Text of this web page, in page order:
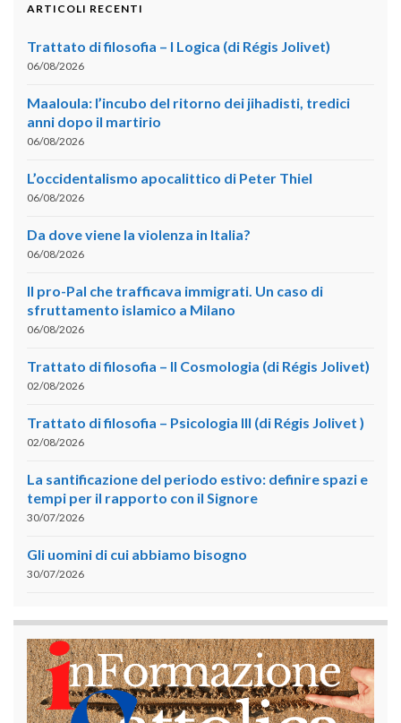
ARTICOLI RECENTI
Trattato di filosofia – I Logica (di Régis Jolivet)
06/08/2026
Maaloula: l’incubo del ritorno dei jihadisti, tredici
anni dopo il martirio
06/08/2026
L’occidentalismo apocalittico di Peter Thiel
06/08/2026
Da dove viene la violenza in Italia?
06/08/2026
Il pro-Pal che trafficava immigrati. Un caso di
sfruttamento islamico a Milano
06/08/2026
Trattato di filosofia – II Cosmologia (di Régis Jolivet)
02/08/2026
Trattato di filosofia – Psicologia III (di Régis Jolivet )
02/08/2026
La santificazione del periodo estivo: definire spazi e
tempi per il rapporto con il Signore
30/07/2026
Gli uomini di cui abbiamo bisogno
30/07/2026